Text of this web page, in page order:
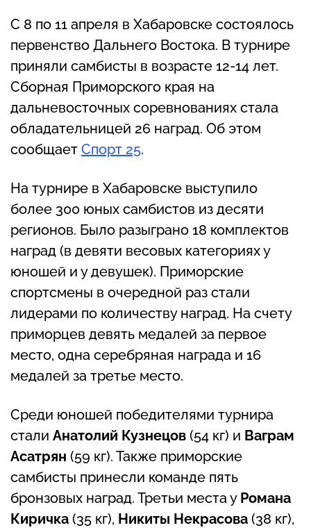
С 8 по 11 апреля в Хабаровске состоялось
первенство Дальнего Востока. В турнире
приняли самбисты в возрасте 12-14 лет.
Сборная Приморского края на
дальневосточных соревнованиях стала
обладательницей 26 наград. Об этом
сообщает Спорт 25.
На турнире в Хабаровске выступило
более 300 юных самбистов из десяти
регионов. Было разыграно 18 комплектов
наград (в девяти весовых категориях у
юношей и у девушек). Приморские
спортсмены в очередной раз стали
лидерами по количеству наград. На счету
приморцев девять медалей за первое
место, одна серебряная награда и 16
медалей за третье место.
Среди юношей победителями турнира
стали Анатолий Кузнецов (54 кг) и Ваграм
Асатрян (59 кг). Также приморские
самбисты принесли команде пять
бронзовых наград. Третьи места у Романа
Киричка (35 кг), Никиты Некрасова (38 кг),